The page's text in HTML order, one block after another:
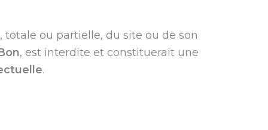
ou partielle, du site ou de son
, est interdite et constituerait une
.